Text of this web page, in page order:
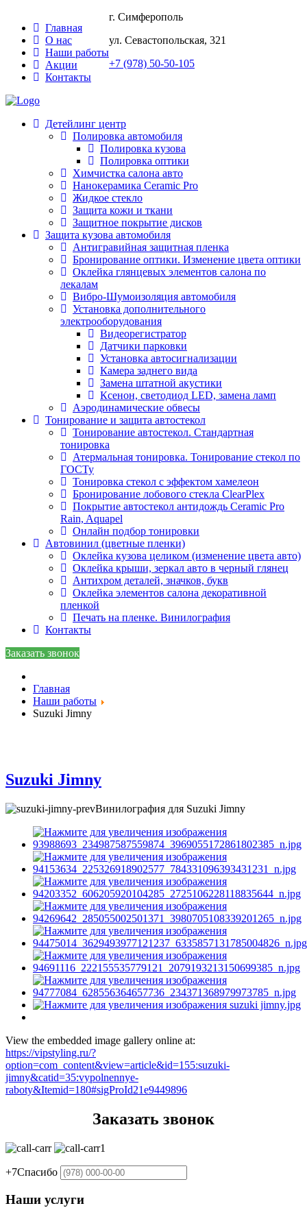
Главная
О нас
Наши работы
Акции
Контакты
г. Симферополь
ул. Севастопольская, 321
+7 (978) 50-50-105
Детейлинг центр
Полировка автомобиля
Полировка кузова
Полировка оптики
Химчистка салона авто
Нанокерамика Ceramic Pro
Жидкое стекло
Защита кожи и ткани
Защитное покрытие дисков
Защита кузова автомобиля
Антигравийная защитная пленка
Бронирование оптики. Изменение цвета оптики
Оклейка глянцевых элементов салона по
лекалам
Вибро-Шумоизоляция автомобиля
Установка дополнительного
электрооборудования
Видеорегистратор
Датчики парковки
Установка автосигнализации
Камера заднего вида
Замена штатной акустики
Ксенон, светодиод LED, замена ламп
Аэродинамические обвесы
Тонирование и защита автостекол
Тонирование автостекол. Стандартная
тонировка
Атермальная тонировка. Тонирование стекол по
ГОСТу
Тонировка стекол с эффектом хамелеон
Бронирование лобового стекла ClearPlex
Покрытие автостекол антидождь Ceramic Pro
Rain, Aquapel
Онлайн подбор тонировки
Автовинил (цветные пленки)
Оклейка кузова целиком (изменение цвета авто)
Оклейка крыши, зеркал авто в черный глянец
Антихром деталей, значков, букв
Оклейка элементов салона декоративной
пленкой
Печать на пленке. Винилография
Контакты
Заказать звонок
Главная
Наши работы
Suzuki Jimny
Suzuki Jimny
Винилография для Suzuki Jimny
View the embedded image gallery online at:
https://vipstyling.ru/?
option=com_content&view=article&id=155:suzuki-
jimny&catid=35:vypolnennye-
raboty&Itemid=180#sigProId21e9449896
Заказать звонок
+7Спасибо
Наши услуги